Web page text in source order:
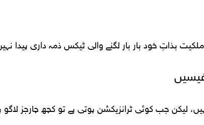
بذاتِ خود بار بار لگنے والی ٹیکس ذمہ داری پیدا
لیکن جب کوئی ٹرانزیکشن ہوتی ہے تو کچھ چارجز لاگو